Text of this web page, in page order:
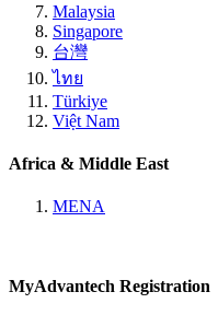
Malaysia
Singapore
台灣
ไทย
Türkiye
Việt Nam
Africa & Middle East
MENA
MyAdvantech Registration